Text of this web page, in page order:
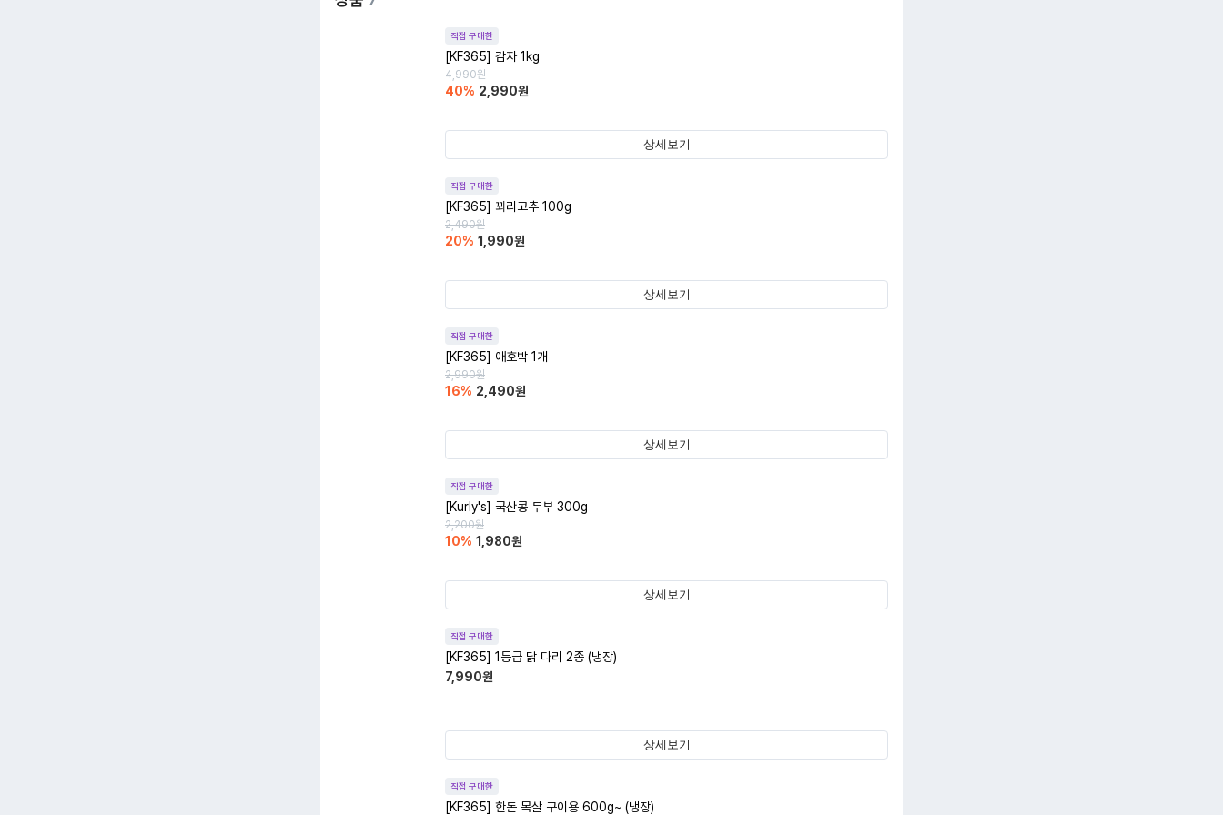
직접 구매한
[KF365] 감자 1kg
4,990원
40% 2,990원
상세보기
직접 구매한
[KF365] 꽈리고추 100g
2,490원
20% 1,990원
상세보기
직접 구매한
[KF365] 애호박 1개
2,990원
16% 2,490원
상세보기
직접 구매한
[Kurly's] 국산콩 두부 300g
2,200원
10% 1,980원
상세보기
직접 구매한
[KF365] 1등급 닭 다리 2종 (냉장)
7,990원
상세보기
직접 구매한
[KF365] 한돈 목살 구이용 600g~ (냉장)